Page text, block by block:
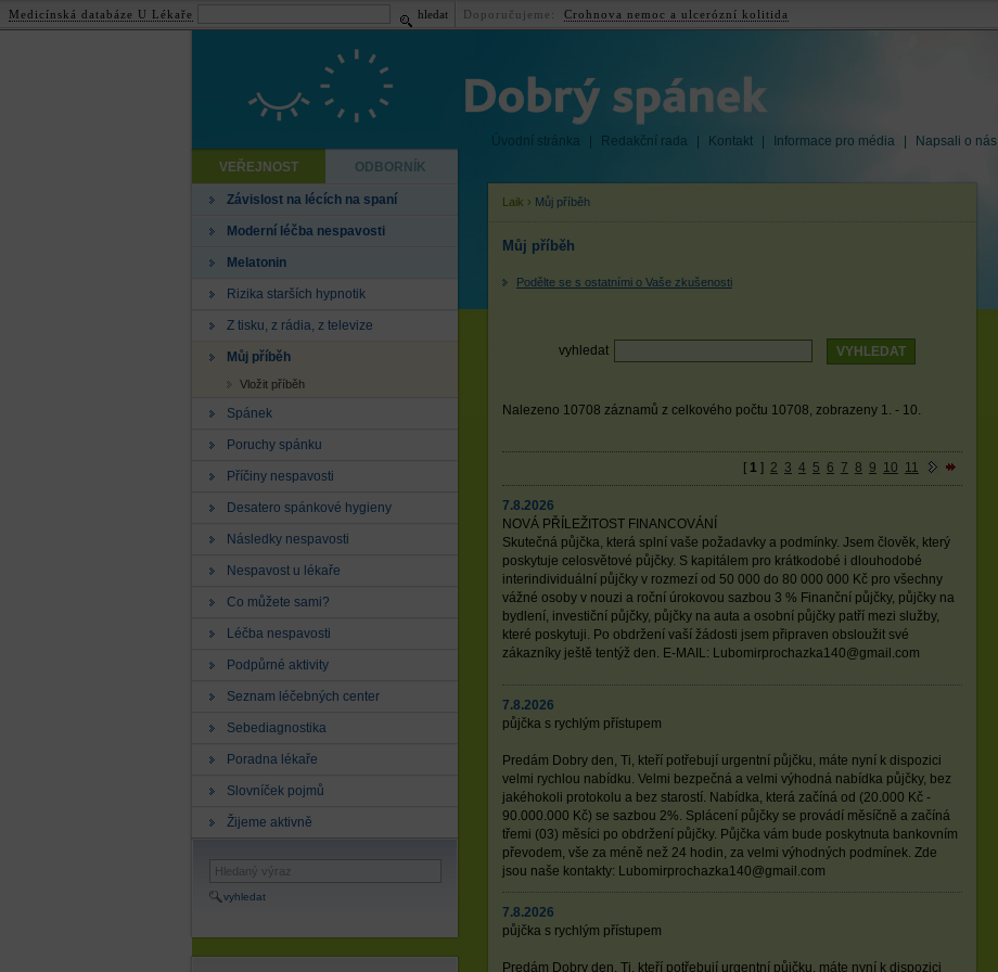
Úvodní stránka Redakční rada Kontakt Informace pro média Napsali o nás
VEŘEJNOST
ODBORNÍK
Závislost na lécích na spaní
Moderní léčba nespavosti
Melatonin
Rizika starších hypnotik
Z tisku, z rádia, z televize
Můj příběh
Vložit příběh
Spánek
Poruchy spánku
Příčiny nespavosti
Desatero spánkové hygieny
Následky nespavosti
Nespavost u lékaře
Co můžete sami?
Léčba nespavosti
Podpůrné aktivity
Seznam léčebných center
Sebediagnostika
Poradna lékaře
Slovníček pojmů
Žijeme aktivně
vyhledat
Laik › Můj příběh
Můj příběh
Podělte se s ostatními o Vaše zkušenosti
vyhledat
Nalezeno 10708 záznamů z celkového počtu 10708, zobrazeny 1. - 10.
[ 1 ] 2 3 4 5 6 7 8 9 10 11
7.8.2026
NOVÁ PŘÍLEŽITOST FINANCOVÁNÍ
Skutečná půjčka, která splní vaše požadavky a podmínky. Jsem člověk, který
poskytuje celosvětové půjčky. S kapitálem pro krátkodobé i dlouhodobé
interindividuální půjčky v rozmezí od 50 000 do 80 000 000 Kč pro všechny
vážné osoby v nouzi a roční úrokovou sazbou 3 % Finanční půjčky, půjčky na
bydlení, investiční půjčky, půjčky na auta a osobní půjčky patří mezi služby,
které poskytuji. Po obdržení vaší žádosti jsem připraven obsloužit své
zákazníky ještě tentýž den. E-MAIL: Lubomirprochazka140@gmail.com
7.8.2026
půjčka s rychlým přístupem
Predám Dobry den, Ti, kteří potřebují urgentní půjčku, máte nyní k dispozici
velmi rychlou nabídku. Velmi bezpečná a velmi výhodná nabídka půjčky, bez
jakéhokoli protokolu a bez starostí. Nabídka, která začíná od (20.000 Kč -
90.000.000 Kč) se sazbou 2%. Splácení půjčky se provádí měsíčně a začíná
třemi (03) měsíci po obdržení půjčky. Půjčka vám bude poskytnuta bankovním
převodem, vše za méně než 24 hodin, za velmi výhodných podmínek. Zde
jsou naše kontakty: Lubomirprochazka140@gmail.com
7.8.2026
půjčka s rychlým přístupem
Predám Dobry den, Ti, kteří potřebují urgentní půjčku, máte nyní k dispozici
Medicínská databáze U Lékaře hledat Doporučujeme: Crohnova nemoc a ulcerózní kolitida